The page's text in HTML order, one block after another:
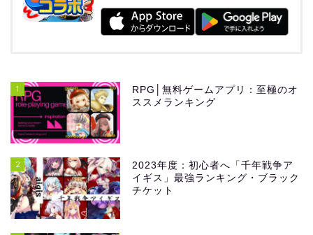
1
RPG│無料ゲームアプリ：至極のオ
ススメランキング
2
2023年度：初心者へ「千年戦争ア
イギス」最強ランキング・ブラック
チケット